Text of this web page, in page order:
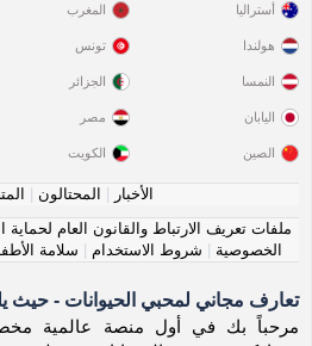
أستراليا
هولندا
النمسا
اليابان
الصين
المغرب
تونس
الجزائر
مصر
الكويت
الأخبار المحتالون
ملفات تعريف الارتباط والقانون العام لحماية
الخصوصية
شروط الاستخدام سلامة
تعارف مجاني لمحبي الحيوانات - حيث
مرحباً بك في أول منصة عالمية